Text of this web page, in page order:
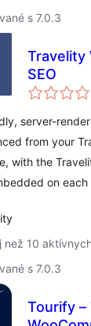
s 7.0.3
Travelity
SEO
server-
from your
with the
on each
než 10
s 7.0.3
Tourify –